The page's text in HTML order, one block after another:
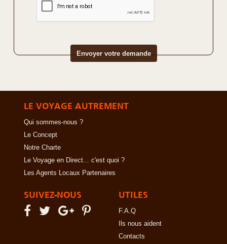
LE VOYAGE AUTREMENT
Qui sommes-nous ?
Le Concept
Notre Charte
Le Voyage en Direct... c'est quoi ?
Les Agents Locaux Partenaires
SUIVEZ-NOUS UTILES
F.A.Q
Ils nous aident
Contacts